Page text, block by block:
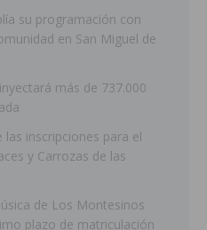
su programación con
en San Miguel de
más de 737.000
las inscripciones para el
y Carrozas de las
de Los Montesinos
plazo de matriculación